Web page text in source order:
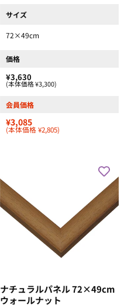
サイズ
72×49cm
価格
¥3,630
(本体価格 ¥3,300)
会員価格
¥3,085
(本体価格 ¥2,805)
ナチュラルパネル 72×49cm
ウォールナット